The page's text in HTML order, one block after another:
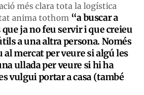
més clara tota la logística
anima tothom “a buscar a
que ja no feu servir i que creieu
a una altra persona. Només
al mercat per veure si algú les
ullada per veure si hi ha
vulgui portar a casa (també